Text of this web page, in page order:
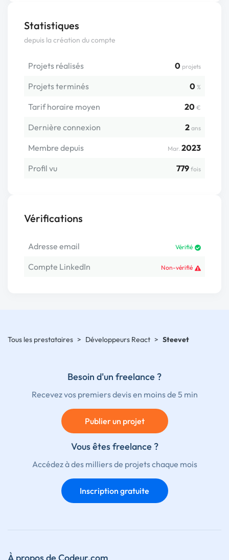
Statistiques
depuis la création du compte
Projets réalisés 0 projets
Projets terminés 0 %
Tarif horaire moyen 20 €
Dernière connexion 2 ans
Membre depuis Mar. 2023
Profil vu
779 fois
Vérifications
Adresse email Vérifié
Compte LinkedIn Non-vérifié
Tous les prestataires > Développeurs React > Steevet
Besoin d'un freelance ?
Recevez vos premiers devis en moins de 5 min
Publier un projet
Vous êtes freelance ?
Accédez à des milliers de projets chaque mois
Inscription gratuite